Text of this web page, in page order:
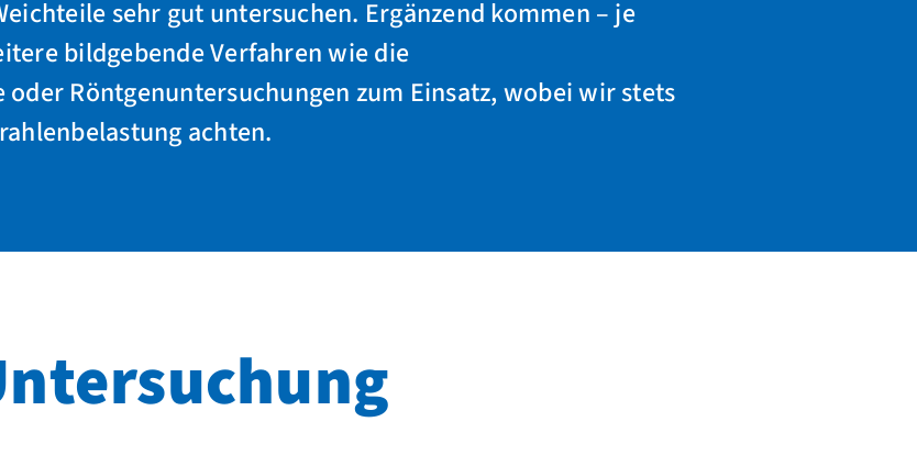
sehr gut untersuchen. Ergänzend kommen – je
bildgebende Verfahren wie die
Röntgenuntersuchungen zum Einsatz, wobei wir stets
achten.